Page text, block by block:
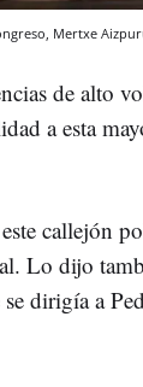
Mertxe
de alto
a esta
callejón
Lo dijo
dirigía a